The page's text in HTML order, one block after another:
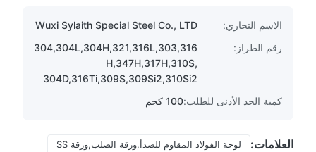
الاسم التجاري:
Wuxi Sylaith Special Steel Co., LTD
رقم الطراز:
304,304L,304H,321,316L,303,316
H,347H,317H,310S,
304D,316Ti,309S,309Si2,310Si2
كمية الحد الأدنى للطلب:100 كجم
العلامات:
لوحة الفولاذ المقاوم للصدأ,ورقة الصلب,ورقة SS